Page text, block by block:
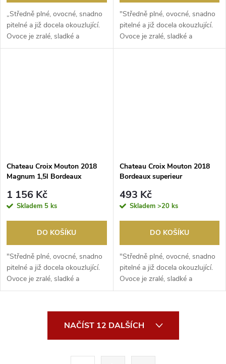
„Středně plné, ovocné, snadno
pitelné a již docela okouzlující.
Ovoce je zralé, sladké a
lahodné. Je...
"Středně plné, ovocné, snadno
pitelné a již docela okouzlující.
Ovoce je zralé, sladké a
lahodné. Je...
Chateau Croix Mouton 2018
Magnum 1,5l Bordeaux
1 156 Kč
Skladem 5 ks
DO KOŠÍKU
"Středně plné, ovocné, snadno
pitelné a již docela okouzlující.
Ovoce je zralé, sladké a
lahodné. Je...
Chateau Croix Mouton 2018
Bordeaux superieur
493 Kč
Skladem >20 ks
DO KOŠÍKU
"Středně plné, ovocné, snadno
pitelné a již docela okouzlující.
Ovoce je zralé, sladké a
lahodné. Je...
NAČÍST 12 DALŠÍCH